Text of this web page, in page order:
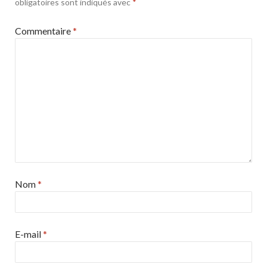
obligatoires sont indiqués avec *
Commentaire*
Nom*
E-mail*